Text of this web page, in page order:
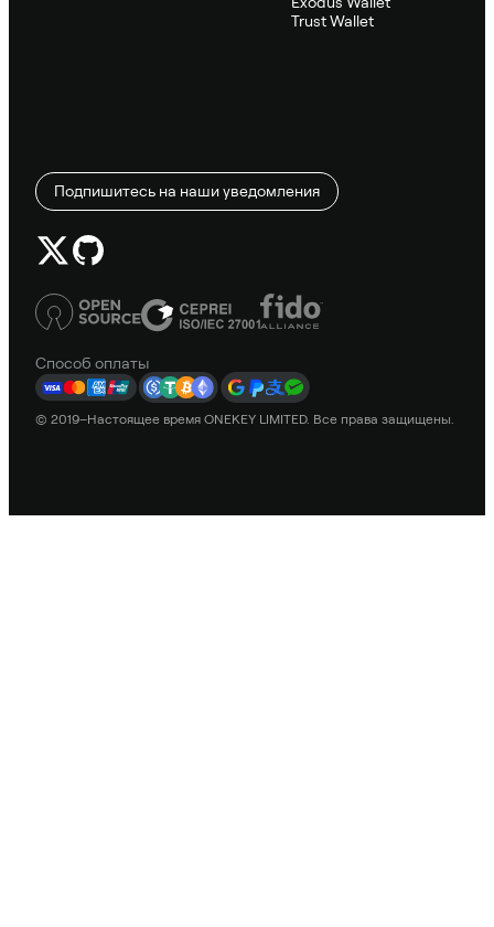
Trust Wallet
Подпишитесь на наши уведомления
Способ оплаты
© 2019–Настоящее время ONEKEY LIMITED. Все права защищены.